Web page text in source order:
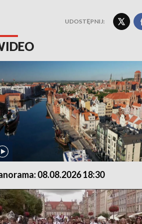
UDOSTĘPNIJ:
08.08.2026 18:30